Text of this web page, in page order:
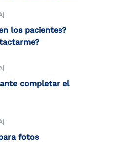
los pacientes?
completar el
fotos